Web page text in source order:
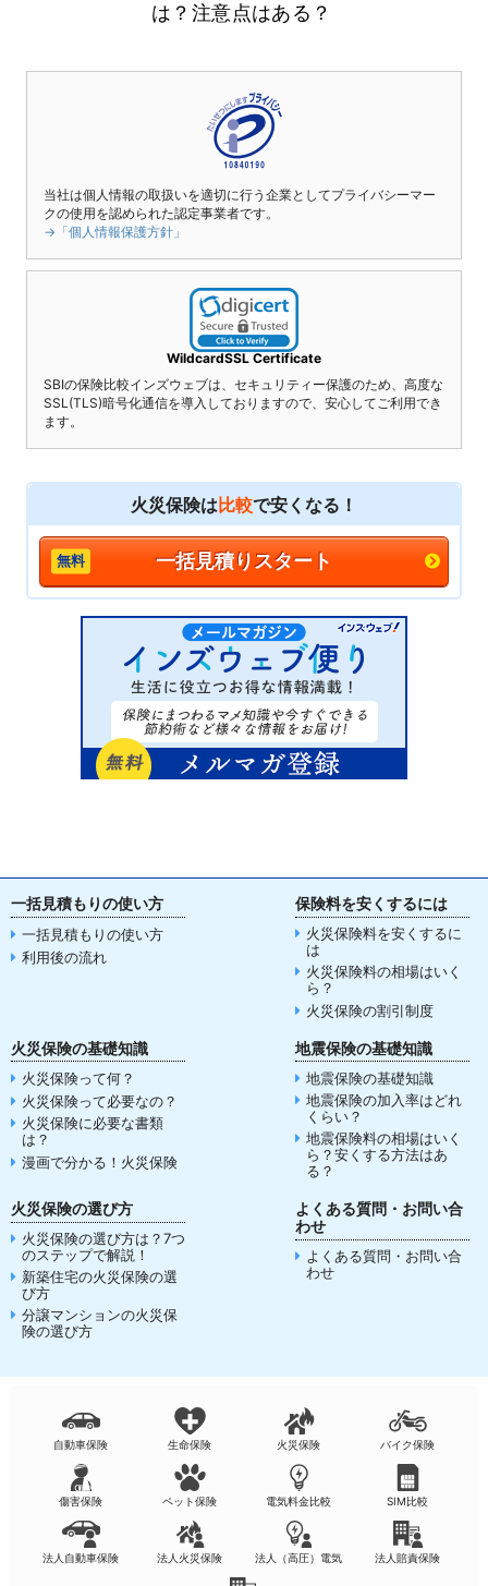
は？注意点はある？
当社は個人情報の取扱いを適切に行う企業としてプライバシーマー
クの使用を認められた認定事業者です。
→「個人情報保護方針」
WildcardSSL Certificate
SBIの保険比較インズウェブは、セキュリティー保護のため、高度な
SSL(TLS)暗号化通信を導入しておりますので、安心してご利用でき
ます。
火災保険は比較で安くなる！
一括見積りスタート
一括見積もりの使い方
一括見積もりの使い方
利用後の流れ
保険料を安くするには
火災保険料を安くするに
は
火災保険料の相場はいく
ら？
火災保険の割引制度
火災保険の基礎知識
火災保険って何？
火災保険って必要なの？
火災保険に必要な書類
は？
漫画で分かる！火災保険
地震保険の基礎知識
地震保険の基礎知識
地震保険の加入率はどれ
くらい？
地震保険料の相場はいく
ら？安くする方法はあ
る？
火災保険の選び方
火災保険の選び方は？7つ
のステップで解説！
新築住宅の火災保険の選
び方
分譲マンションの火災保
険の選び方
よくある質問・お問い合
わせ
よくある質問・お問い合
わせ
自動車保険 生命保険 火災保険 バイク保険
傷害保険 ペット保険 電気料金比較 SIM比較
法人自動車保険 法人火災保険 法人（高圧）電気 法人賠責保険